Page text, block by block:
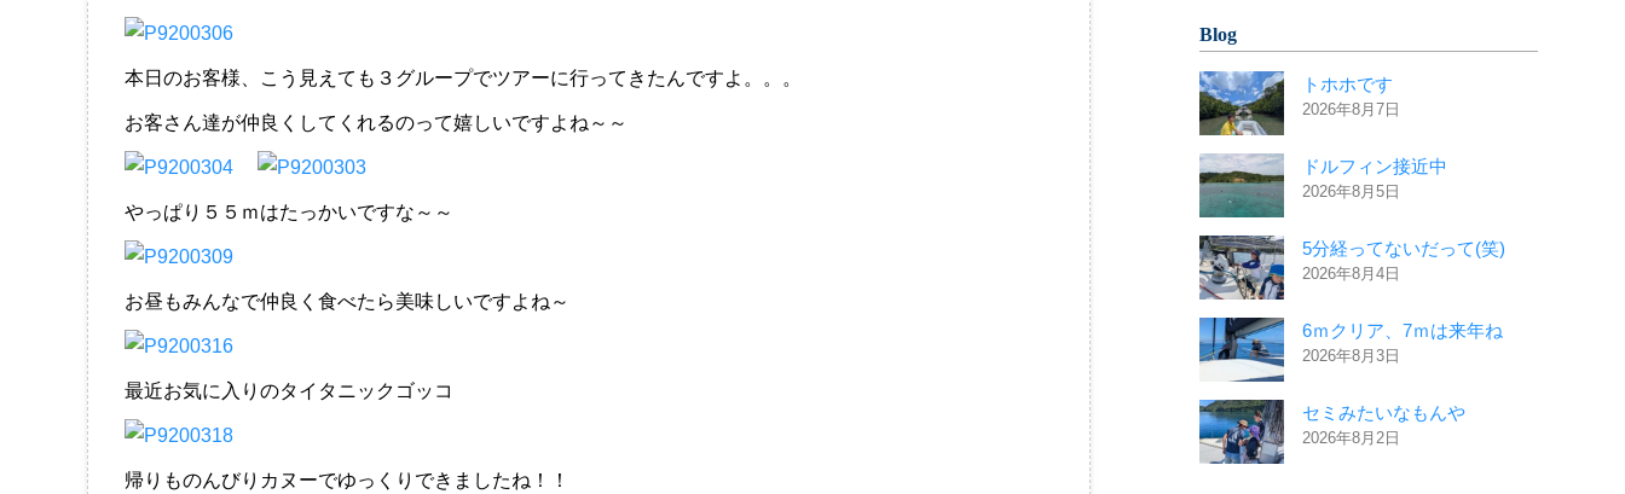
本日のお客様、こう見えても３グループでツアーに行ってきたんですよ。。。
お客さん達が仲良くしてくれるのって嬉しいですよね～～
やっぱり５５ｍはたっかいですな～～
お昼もみんなで仲良く食べたら美味しいですよね～
最近お気に入りのタイタニックゴッコ
帰りものんびりカヌーでゆっくりできましたね！！
Blog
トホホです
2026年8月7日
ドルフィン接近中
2026年8月5日
5分経ってないだって(笑)
2026年8月4日
6ｍクリア、7ｍは来年ね
2026年8月3日
セミみたいなもんや
2026年8月2日